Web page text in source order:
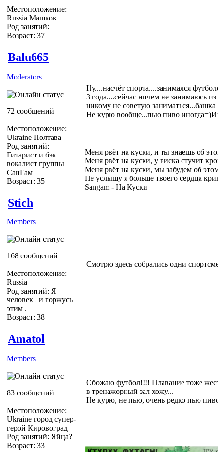
Местоположение:
Russia Машков
Род занятий:
Возраст: 37
Balu665
Moderators
72 сообщений
Местоположение:
Ukraine Полтава
Род занятий:
Гитарист и бэк
вокалист группы
СанГам
Возраст: 35
Ну....насчёт спорта....занимался
3 года....сейчас ничем не занимаюсь
никому не советую
Не курю вообще...пью пиво
Меня рвёт на куски, и ты знаешь об
Меня рвёт на куски, у виска стучит
Меня рвёт на куски, мы забудем об
Не услышу я больше твоего сердца
Sangam - На Куски
Stich
Members
168 сообщений
Местоположение:
Russia
Род занятий: Я
человек , и горжусь
этим .
Возраст: 38
Смотрю здесь собрались одни
Amatol
Members
83 сообщений
Местоположение:
Ukraine город супер-
герой Кировоград
Род занятий: Яйца?
Возраст: 33
Обожаю футбол!!!! Плавание тоже
в тренажорный зал хожу...
Не курю, не пью, очень редко пью